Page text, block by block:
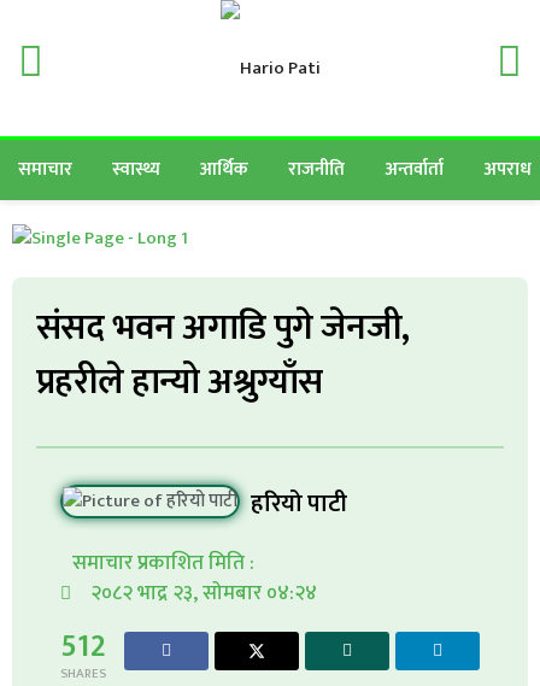
समाचार स्वास्थ्य आर्थिक राजनीति अन्तर्वार्ता अपराध
संसद भवन अगाडि पुगे जेनजी,
प्रहरीले हान्यो अश्रुग्याँस
हरियो पाटी
समाचार प्रकाशित मिति :
२०८२ भाद्र २३, सोमबार ०४:२४
512
SHARES